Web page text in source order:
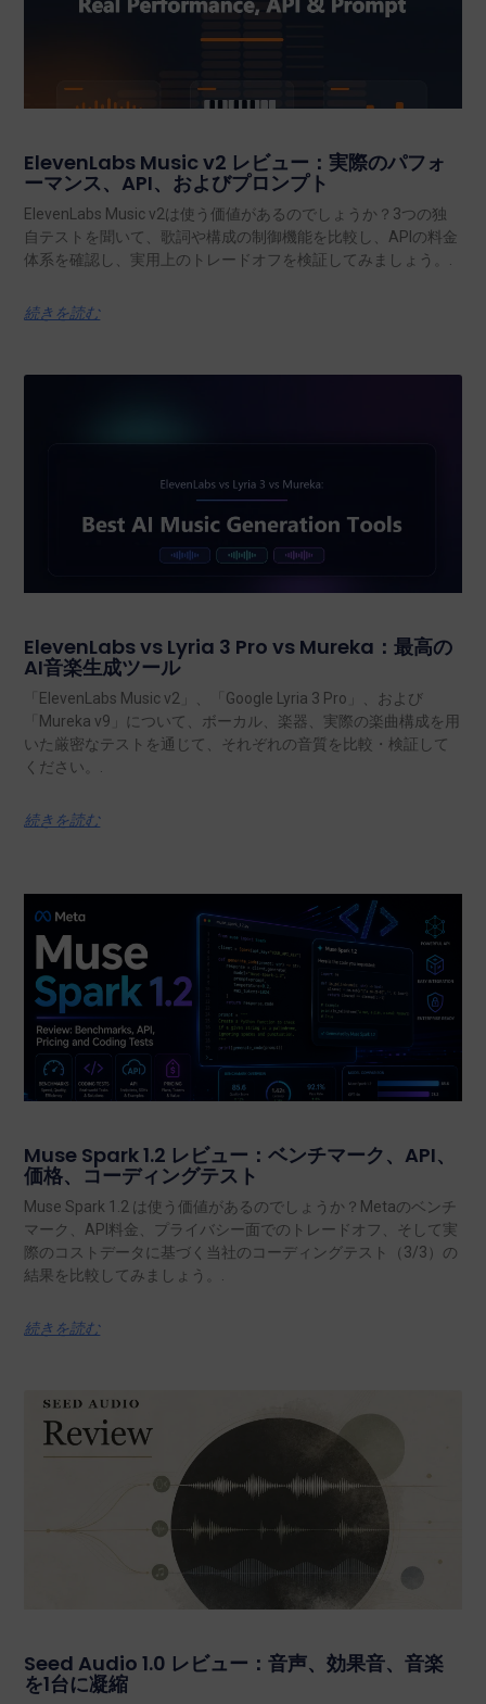
ElevenLabs Music v2 レビュー：実際のパフォ
ーマンス、API、およびプロンプト
ElevenLabs Music v2は使う価値があるのでしょうか？3つの独
自テストを聞いて、歌詞や構成の制御機能を比較し、APIの料金
体系を確認し、実用上のトレードオフを検証してみましょう。.
続きを読む
ElevenLabs vs Lyria 3 Pro vs Mureka：最高の
AI音楽生成ツール
「ElevenLabs Music v2」、「Google Lyria 3 Pro」、および
「Mureka v9」について、ボーカル、楽器、実際の楽曲構成を用
いた厳密なテストを通じて、それぞれの音質を比較・検証して
ください。.
続きを読む
Muse Spark 1.2 レビュー：ベンチマーク、API、
価格、コーディングテスト
Muse Spark 1.2 は使う価値があるのでしょうか？Metaのベンチ
マーク、API料金、プライバシー面でのトレードオフ、そして実
際のコストデータに基づく当社のコーディングテスト（3/3）の
結果を比較してみましょう。.
続きを読む
Seed Audio 1.0 レビュー：音声、効果音、音楽
を1台に凝縮